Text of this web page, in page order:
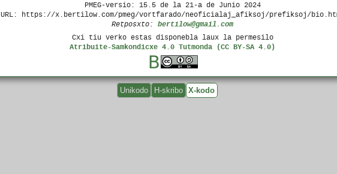
PMEG-versio: 15.5 de la 21-a de Junio 2024
URL: https://x.bertilow.com/pmeg/vortfarado/neoficialaj_afiksoj/prefiksoj/
Retposxto:bertilow@gmail.com
Cxi tiu verko estas disponebla laux la permesilo
Atribuite-Samkondicxe 4.0 Tutmonda (CC BY-SA 4.0)
Unikodo H-skribo X-kodo